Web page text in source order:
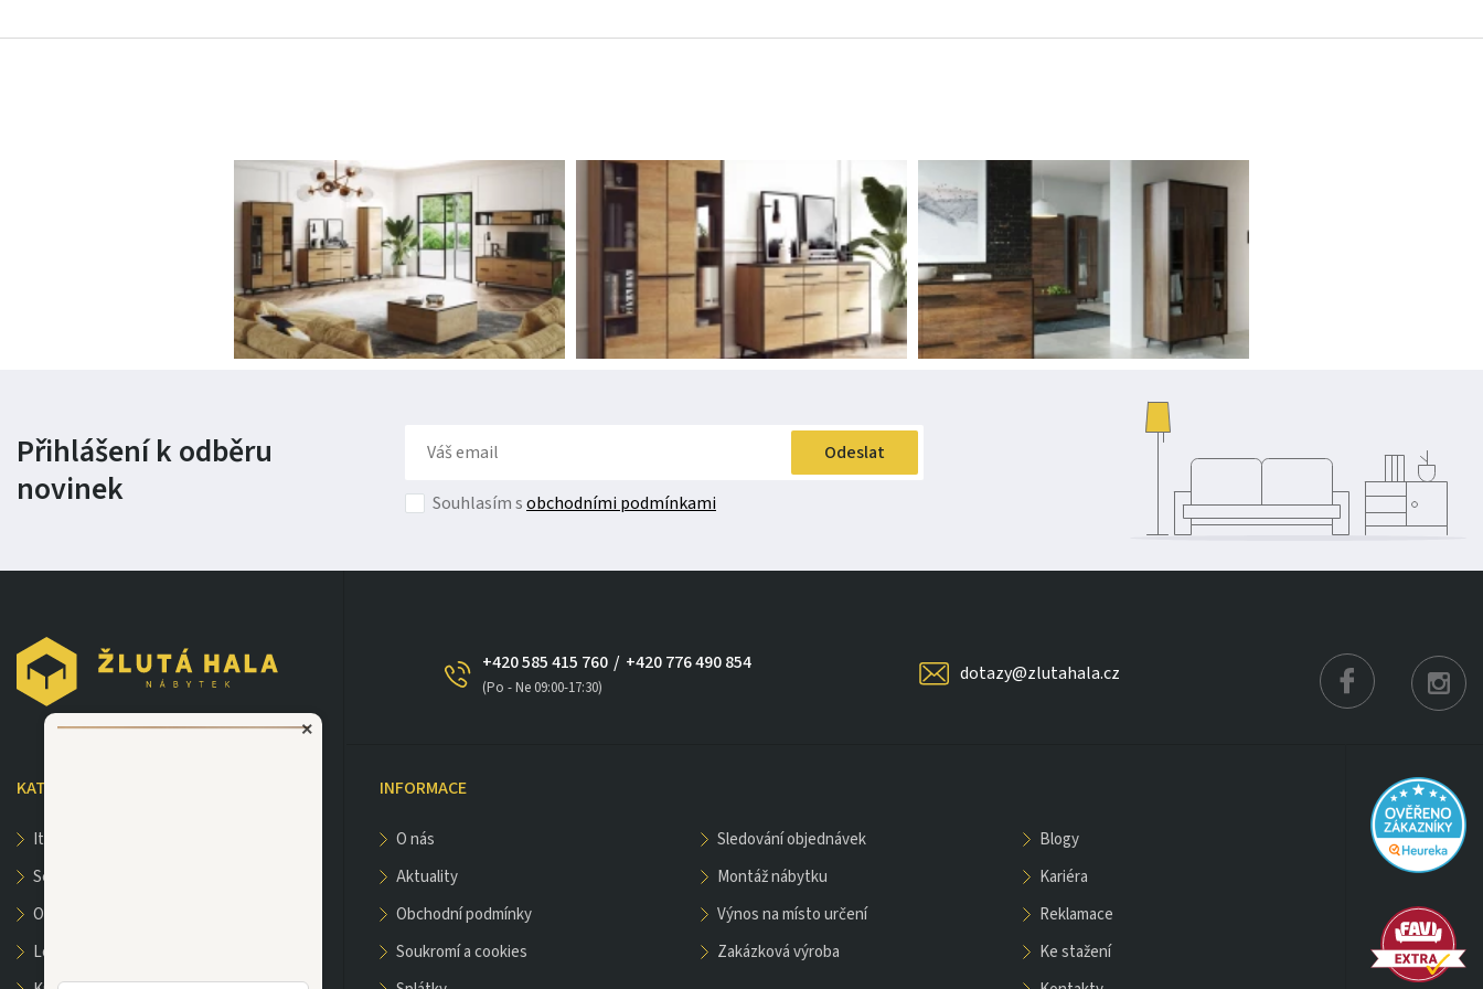
Přihlášení k odběru
novinek
Odeslat
Souhlasím sobchodními podmínkami
+420 585 415 760
(Po - Ne 09:00-17:30)
/ +420 776 490 854 dotazy@zlutahala.cz
KATEGORIE
italské sedačky a křesla
sedací soupravy
ložnice
INFORMACE
o nás
aktuality
obchodní podmínky
soukromí a cookies
sledování objednávek
montáž nábytku
výnos na místo určení
zakázková výroba
blogy
kariéra
reklamace
ke stažení
×